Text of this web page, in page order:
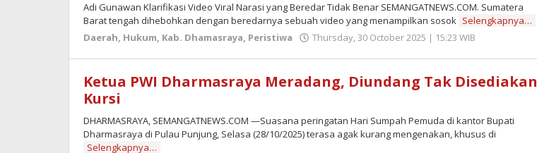
Adi Gunawan Klarifikasi Video Viral Narasi yang Beredar Tidak Benar SEMANGATNEWS.COM. Sumatera
Barat tengah dihebohkan dengan beredarnya sebuah video yang menampilkan sosok Selengkapnya…
Daerah, Hukum, Kab. Dhamasraya, Peristiwa Thursday, 30 October 2025 | 15:23 WIB
Ketua PWI Dharmasraya Meradang, Diundang Tak Disediakan
Kursi
DHARMASRAYA, SEMANGATNEWS.COM —Suasana peringatan Hari Sumpah Pemuda di kantor Bupati
Dharmasraya di Pulau Punjung, Selasa (28/10/2025) terasa agak kurang mengenakan, khusus di
Selengkapnya…